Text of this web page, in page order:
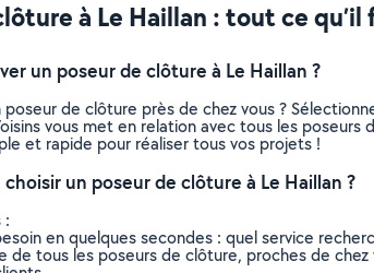
à Le Haillan : tout ce
un poseur de clôture à Le Haillan ?
poseur de clôture près de chez vous ?
vous met en relation avec tous les
et rapide pour réaliser tous vos projets !
un poseur de clôture à Le Haillan ?
:
en quelques secondes : quel service
de tous les poseurs de clôture, proches de